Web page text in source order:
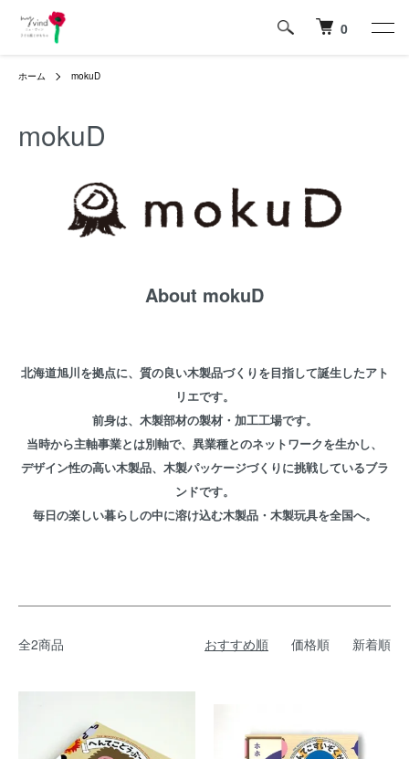
0
ホーム mokuD
mokuD
About mokuD
北海道旭川を拠点に、質の良い木製品づくりを目指して誕生したアト
リエです。
前身は、木製部材の製材・加工工場です。
当時から主軸事業とは別軸で、異業種とのネットワークを生かし、
デザイン性の高い木製品、木製パッケージづくりに挑戦しているブラ
ンドです。
毎日の楽しい暮らしの中に溶け込む木製品・木製玩具を全国へ。
全2商品 おすすめ順 価格順 新着順